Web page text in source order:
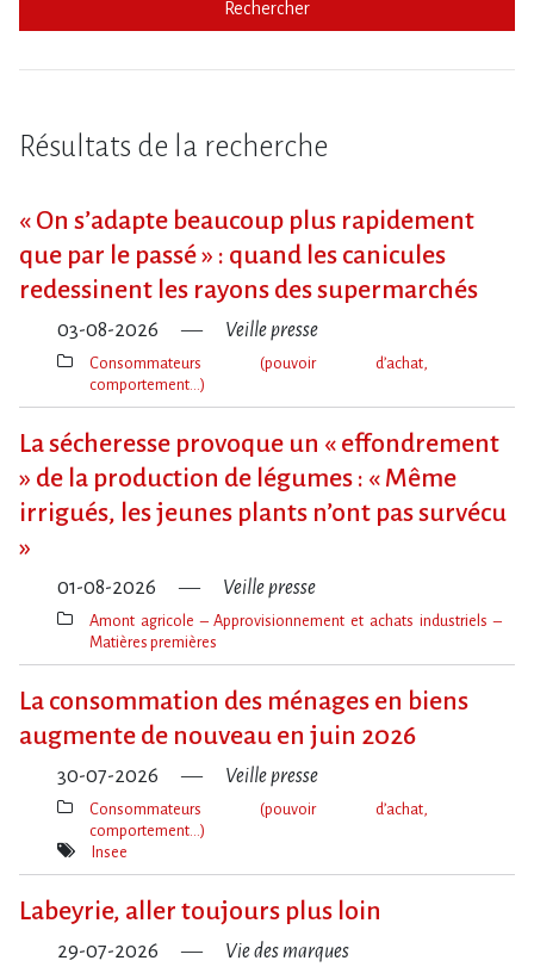
Rechercher
Résultats de la recherche
« On s​‌’adapte beaucoup plus rapidement
que par le passé » : quand les canicules
redessinent les rayons des supermarchés
03-08-2026 Veille presse
Thèmes(s)
Consommateurs (pouvoir d’achat,
comportement…)
La sécheresse provoque un « effondrement
» de la production de légumes : « Même
irrigués, les jeunes plants n’ont pas survécu
»
01-08-2026 Veille presse
Thèmes(s)
Amont agricole – Approvisionnement et achats industriels –
Matières premières
La consommation des ménages en biens
augmente de nouveau en juin 2026
30-07-2026 Veille presse
Thèmes(s)
Consommateurs (pouvoir d’achat,
comportement…)
Mot(s)-
Insee
Labeyrie, aller toujours plus loin
29-07-2026 Vie des marques